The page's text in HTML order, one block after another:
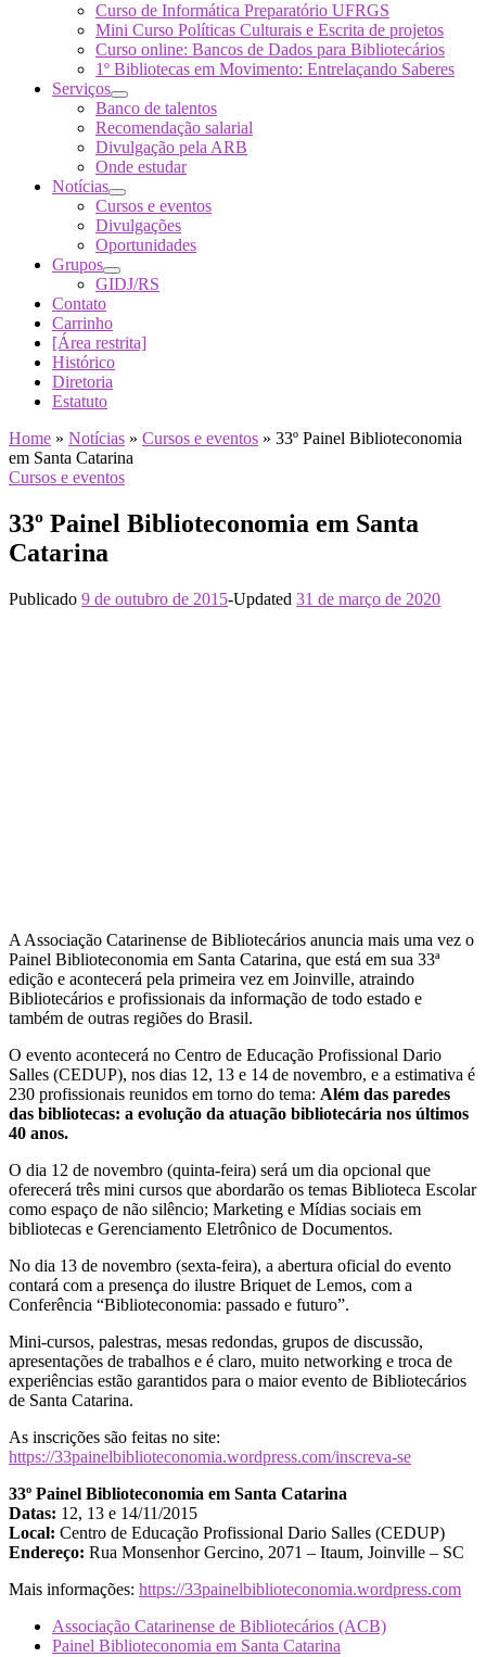
Curso de Informática Preparatório UFRGS
Mini Curso Políticas Culturais e Escrita de projetos
Curso online: Bancos de Dados para Bibliotecários
1º Bibliotecas em Movimento: Entrelaçando Saberes
Serviços
Banco de talentos
Recomendação salarial
Divulgação pela ARB
Onde estudar
Notícias
Cursos e eventos
Divulgações
Oportunidades
Grupos
GIDJ/RS
Contato
Carrinho
[Área restrita]
Histórico
Diretoria
Estatuto
Home » Notícias » Cursos e eventos » 33º Painel Biblioteconomia
em Santa Catarina
Cursos e eventos
33º Painel Biblioteconomia em Santa
Catarina
Publicado 9 de outubro de 2015-Updated 31 de março de 2020
A Associação Catarinense de Bibliotecários anuncia mais uma vez o
Painel Biblioteconomia em Santa Catarina, que está em sua 33ª
edição e acontecerá pela primeira vez em Joinville, atraindo
Bibliotecários e profissionais da informação de todo estado e
também de outras regiões do Brasil.
O evento acontecerá no Centro de Educação Profissional Dario
Salles (CEDUP), nos dias 12, 13 e 14 de novembro, e a estimativa é
230 profissionais reunidos em torno do tema: Além das paredes
das bibliotecas: a evolução da atuação bibliotecária nos últimos
40 anos.
O dia 12 de novembro (quinta-feira) será um dia opcional que
oferecerá três mini cursos que abordarão os temas Biblioteca Escolar
como espaço de não silêncio; Marketing e Mídias sociais em
bibliotecas e Gerenciamento Eletrônico de Documentos.
No dia 13 de novembro (sexta-feira), a abertura oficial do evento
contará com a presença do ilustre Briquet de Lemos, com a
Conferência “Biblioteconomia: passado e futuro”.
Mini-cursos, palestras, mesas redondas, grupos de discussão,
apresentações de trabalhos e é claro, muito networking e troca de
experiências estão garantidos para o maior evento de Bibliotecários
de Santa Catarina.
As inscrições são feitas no site:
https://33painelbiblioteconomia.wordpress.com/inscreva-se
33º Painel Biblioteconomia em Santa Catarina
Datas: 12, 13 e 14/11/2015
Local: Centro de Educação Profissional Dario Salles (CEDUP)
Endereço: Rua Monsenhor Gercino, 2071 – Itaum, Joinville – SC
Mais informações: https://33painelbiblioteconomia.wordpress.com
Associação Catarinense de Bibliotecários (ACB)
Painel Biblioteconomia em Santa Catarina